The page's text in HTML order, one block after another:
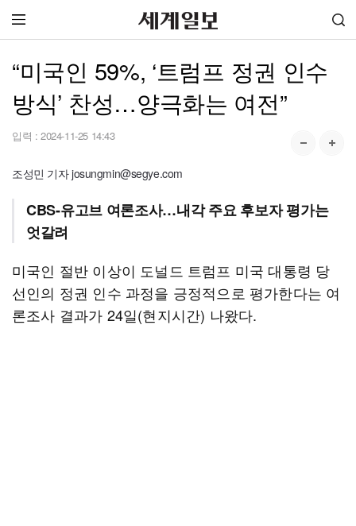
“미국인 59%, ‘트럼프 정권 인수
방식’ 찬성…양극화는 여전”
입력 : 2024-11-25 14:43
조성민 기자 josungmin@segye.com
CBS-유고브 여론조사…내각 주요 후보자 평가는
엇갈려
미국인 절반 이상이 도널드 트럼프 미국 대통령 당
선인의 정권 인수 과정을 긍정적으로 평가한다는 여
론조사 결과가 24일(현지시간) 나왔다.